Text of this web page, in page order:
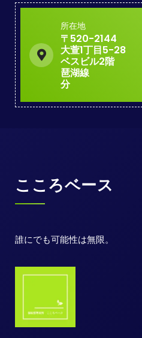
所在地
〒520-
大萱1丁
ベスビ
琶湖線
分
こころベース
誰にでも可能性は無限。